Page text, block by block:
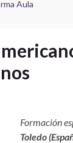
Aula
Formación
Toledo